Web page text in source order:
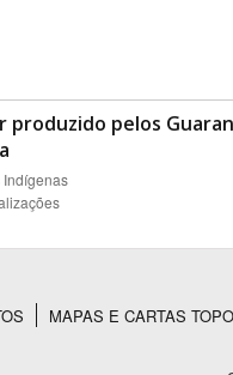
produzido pelos
Indígenas
MAPAS E CARTAS